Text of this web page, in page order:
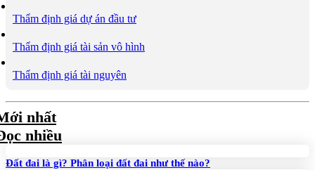
Thẩm định giá dự án đầu tư
Thẩm định giá tài sản vô hình
Thẩm định giá tài nguyên
nhất
nhiều
Đất đai là gì? Phân loại đất đai như thế nào?